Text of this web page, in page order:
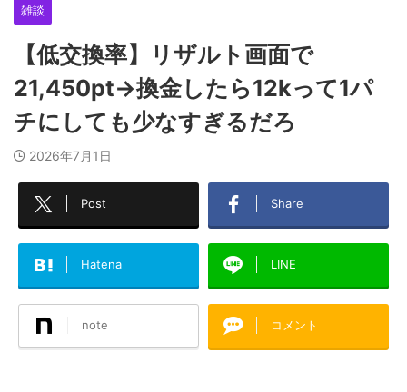
雑談
【低交換率】リザルト画面で
21,450pt→換金したら12kって1パ
チにしても少なすぎるだろ
2026年7月1日
Post Share
Hatena LINE
note コメント